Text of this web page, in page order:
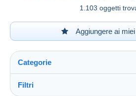
1.103 oggetti
Aggiungere ai
Categorie
Filtri